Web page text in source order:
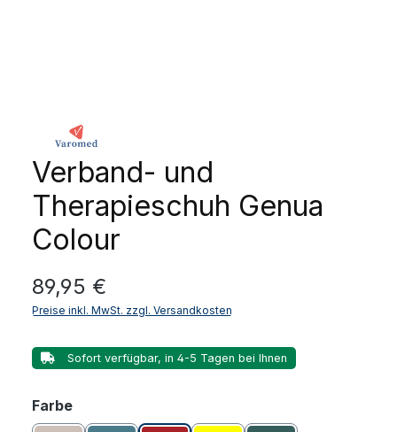
Verband- und
Therapieschuh Genua
Colour
Regulärer Preis:
89,95 €
Preise inkl. MwSt. zzgl. Versandkosten
Sofort verfügbar, in 4-5 Tagen bei Ihnen
Farbeauswählen